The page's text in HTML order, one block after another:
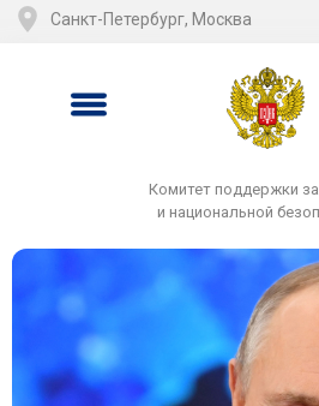
Санкт-Петербург, Москва
Комитет поддержки
и национальной